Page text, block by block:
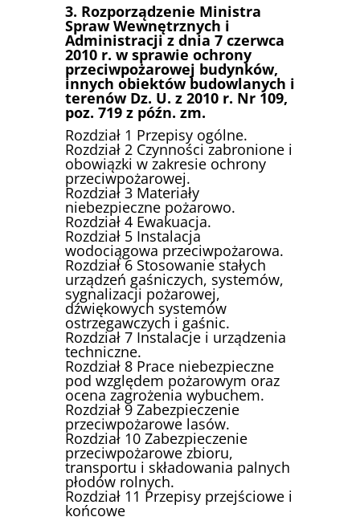
3. Rozporządzenie Ministra
Spraw Wewnętrznych i
Administracji z dnia 7 czerwca
2010 r. w sprawie ochrony
przeciwpożarowej budynków,
innych obiektów budowlanych i
terenów Dz. U. z 2010 r. Nr 109,
poz. 719 z późn. zm.
Rozdział 1 Przepisy ogólne.
Rozdział 2 Czynności zabronione i
obowiązki w zakresie ochrony
przeciwpożarowej.
Rozdział 3 Materiały
niebezpieczne pożarowo.
Rozdział 4 Ewakuacja.
Rozdział 5 Instalacja
wodociągowa przeciwpożarowa.
Rozdział 6 Stosowanie stałych
urządzeń gaśniczych, systemów,
sygnalizacji pożarowej,
dźwiękowych systemów
ostrzegawczych i gaśnic.
Rozdział 7 Instalacje i urządzenia
techniczne.
Rozdział 8 Prace niebezpieczne
pod względem pożarowym oraz
ocena zagrożenia wybuchem.
Rozdział 9 Zabezpieczenie
przeciwpożarowe lasów.
Rozdział 10 Zabezpieczenie
przeciwpożarowe zbioru,
transportu i składowania palnych
płodów rolnych.
Rozdział 11 Przepisy przejściowe i
końcowe